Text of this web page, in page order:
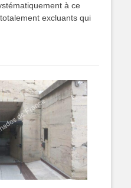
à ce
excluants qui